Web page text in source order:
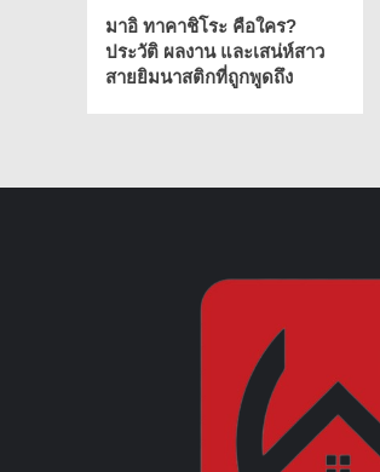
มาอิ ทาคาชิโระ คือใคร?
ประวัติ ผลงาน และเสน่ห์สาว
สายยิมนาสติกที่ถูกพูดถึง